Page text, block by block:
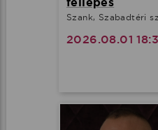
Szank, Szabadtéri
2026.08.01